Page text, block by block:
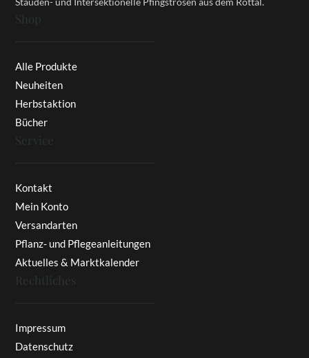
Shop
Alle Produkte
Neuheiten
Herbstaktion
Bücher
Service
Kontakt
Mein Konto
Versandarten
Pflanz- und Pflegeanleitungen
Aktuelles & Marktkalender
Rechtliches
Impressum
Datenschutz